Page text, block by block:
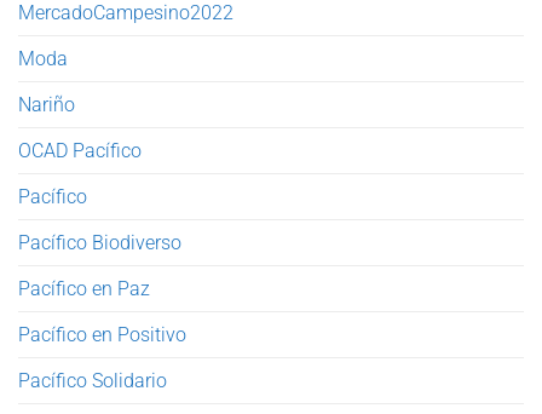
MercadoCampesino2022
Moda
Nariño
OCAD Pacífico
Pacífico
Pacífico Biodiverso
Pacífico en Paz
Pacífico en Positivo
Pacífico Solidario